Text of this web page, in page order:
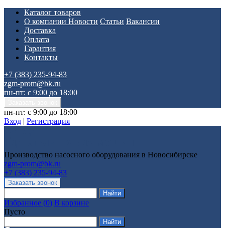
Каталог товаров
О компании Новости Статьи Вакансии
Доставка
Оплата
Гарантия
Контакты
+7 (383) 235-94-83
zgm-prom@bk.ru
пн-пт: с 9:00 до 18:00
пн-пт: с 9:00 до 18:00
Вход | Регистрация
Производство насосного оборудования в Новосибирске
zgm-prom@bk.ru
+7 (383) 235-94-83
Избранное (0) В корзине
Пусто